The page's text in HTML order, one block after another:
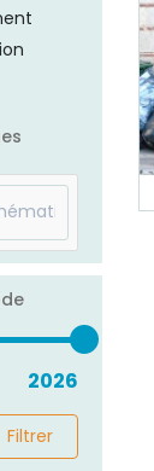
2026
Filtrer